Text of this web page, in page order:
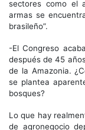
sectores como el
armas se
brasileño”.
-El Congreso
después de 45
de la Amazonia.
se plantea
bosques?
Lo que hay
de agronegocio